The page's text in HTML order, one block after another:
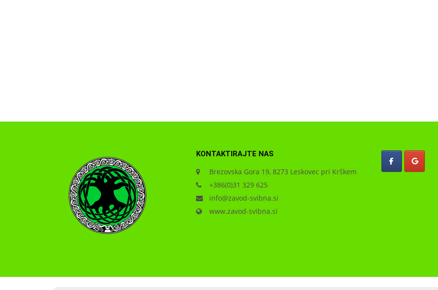
KONTAKTIRAJTE NAS
Brezovska Gora 19, 8273 Leskovec pri Krškem
+386(0)31 329 625
info@zavod-svibna.si
www.zavod-svibna.si